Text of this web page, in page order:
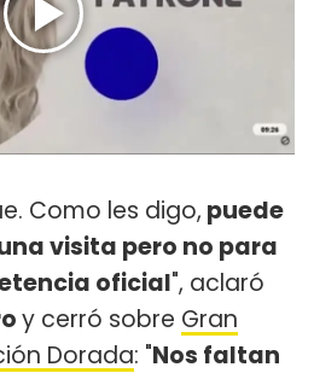
Como les digo, puede
visita pero no para
oficial", aclaró
y cerró sobre Gran
Dorada: "Nos faltan